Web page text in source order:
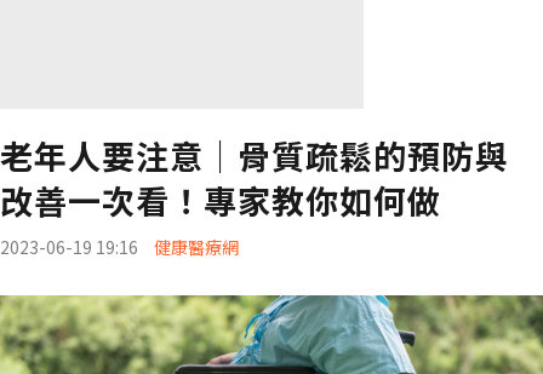
老年人要注意│骨質疏鬆的預防與
改善一次看！專家教你如何做
2023-06-19 19:16 健康醫療網